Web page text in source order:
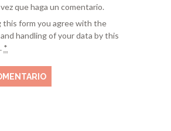
que haga un comentario.
this form you agree with the
handling of your data by this
*